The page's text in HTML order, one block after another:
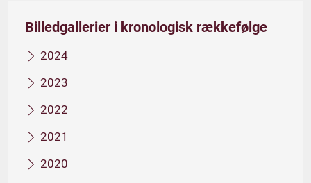
Billedgallerier i kronologisk rækkefølge
2024
2023
2022
2021
2020